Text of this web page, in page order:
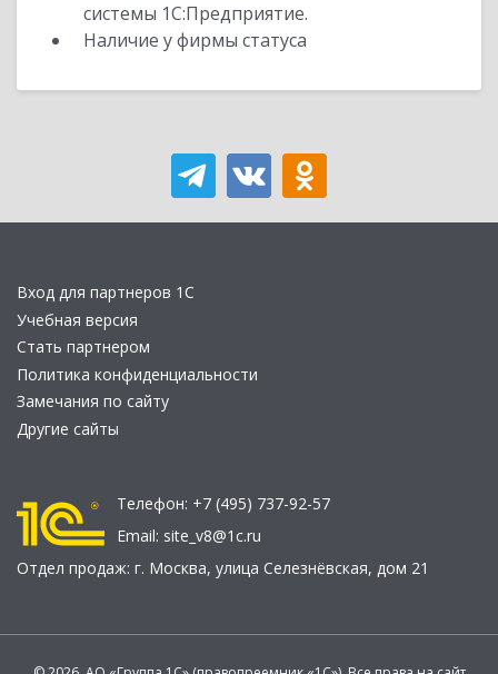
системы 1С:Предприятие.
Наличие у фирмы статуса
Вход для партнеров 1С
Учебная версия
Стать партнером
Политика конфиденциальности
Замечания по сайту
Другие сайты
Телефон: +7 (495) 737-92-57
Email: site_v8@1c.ru
Отдел продаж: г. Москва, улица Селезнёвская, дом 21